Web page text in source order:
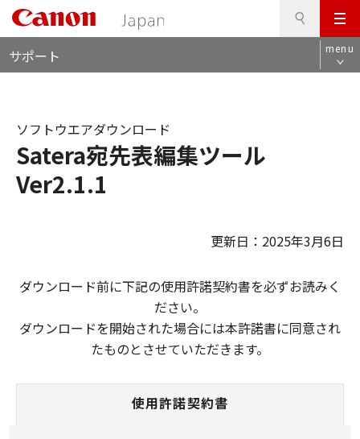
メ
ニ
ュ
サポート menu
Satera宛先表編集ツール
Ver2.1.1
ソフトウエアダウンロード
更新日：2025年3月6日
ダウンロード前に下記の使用許諾契約書を必ずお読みく
ださい。
ダウンロードを開始された場合には本許諾書に同意され
たものとさせていただきます。
使用許諾契約書